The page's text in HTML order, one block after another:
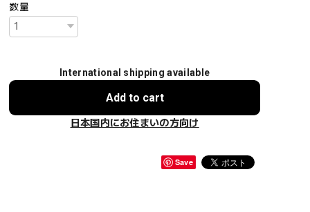
数量
International shipping available
Add to cart
日本国内にお住まいの方向け
Save